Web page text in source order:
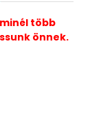
több
önnek.